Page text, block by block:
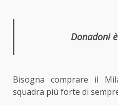
Donadoni
Bisogna comprare il
squadra più forte di